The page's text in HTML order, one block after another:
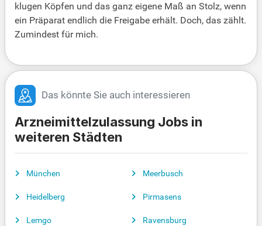
klugen Köpfen und das ganz eigene Maß an Stolz, wenn
ein Präparat endlich die Freigabe erhält. Doch, das zählt.
Zumindest für mich.
Das könnte Sie auch interessieren
Arzneimittelzulassung Jobs in
weiteren Städten
München
Heidelberg
Lemgo
Meerbusch
Pirmasens
Ravensburg